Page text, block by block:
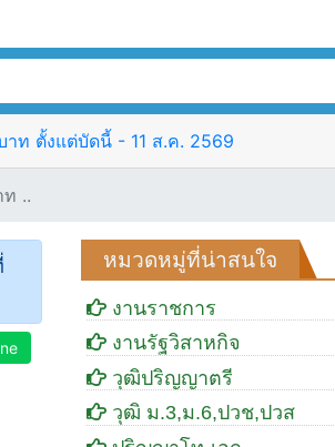
าท ตั้งแต่บัดนี้ - 11 ส.ค. 2569
ท ..
หมวดหมู่ที่น่าสนใจ
งานราชการ
งานรัฐวิสาหกิจ
วุฒิปริญญาตรี
วุฒิ ม.3,ม.6,ปวช,ปวส